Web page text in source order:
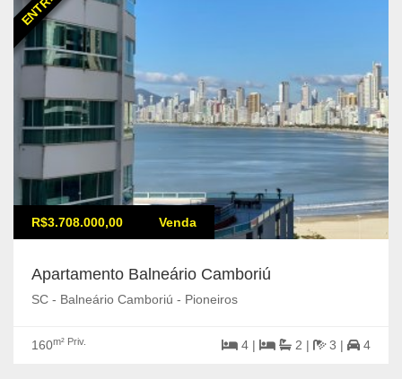
R$3.708.000,00 Venda
Apartamento Balneário Camboriú
SC - Balneário Camboriú - Pioneiros
160m² Priv. 4 | 2 | 3 | 4